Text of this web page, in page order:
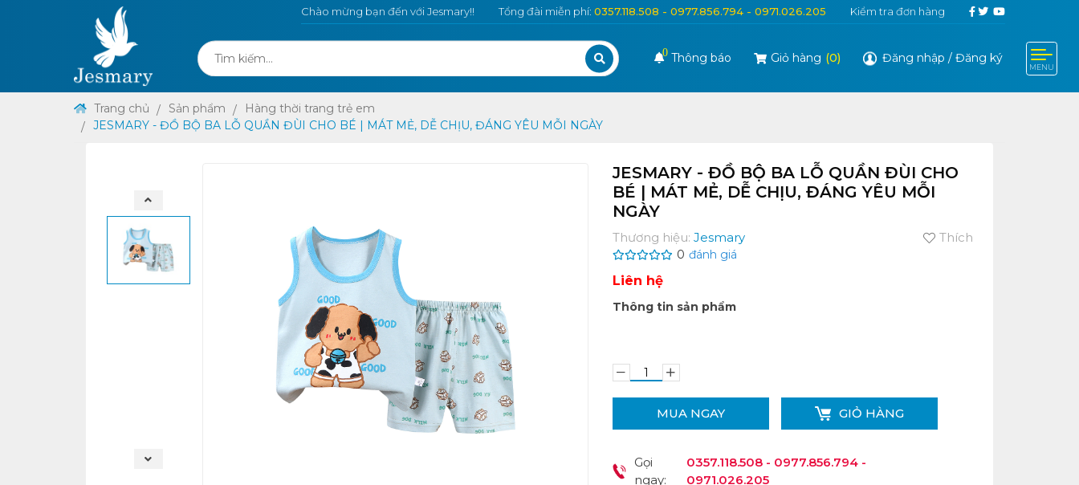
Chào mừng bạn đến với Jesmary!! Tổng đài miễn phí: 0357.118.508 - 0977.856.794 - 0971.026.205 Kiểm tra đơn hàng
0Thông báo Giỏ hàng (0) Đăng nhập / Đăng ký
MENU
Trang chủ Sản phẩm
Hàng thời trang trẻ em
JESMARY - ĐỒ BỘ BA LỖ QUẦN ĐÙI CHO BÉ | MÁT MẺ, DỄ CHỊU, ĐÁNG YÊU MỖI NGÀY
JESMARY - ĐỒ BỘ BA LỖ QUẦN ĐÙI CHO
BÉ | MÁT MẺ, DỄ CHỊU, ĐÁNG YÊU MỖI
NGÀY
Thương hiệu: Jesmary Thích
0 đánh giá
Liên hệ
Thông tin sản phẩm
MUA NGAY GIỎ HÀNG
Gọi
ngay:
0357.118.508 - 0977.856.794 -
0971.026.205